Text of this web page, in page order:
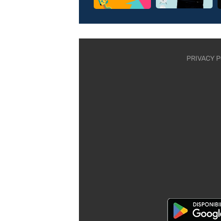
PRIVACY